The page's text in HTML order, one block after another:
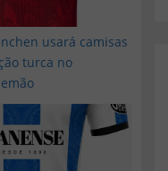
usará camisas
turca no